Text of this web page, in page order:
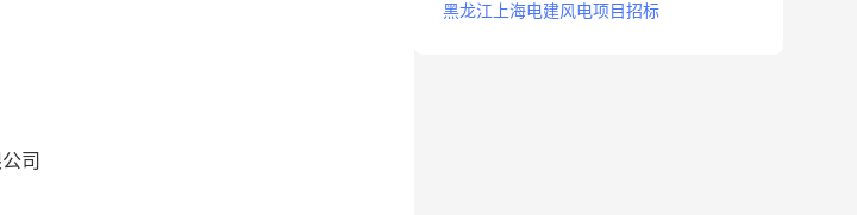
司
黑龙江上海电建风电项目招标